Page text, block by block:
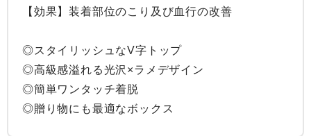
【効果】装着部位のこり及び血行の改善
◎スタイリッシュなV字トップ
◎高級感溢れる光沢×ラメデザイン
◎簡単ワンタッチ着脱
◎贈り物にも最適なボックス